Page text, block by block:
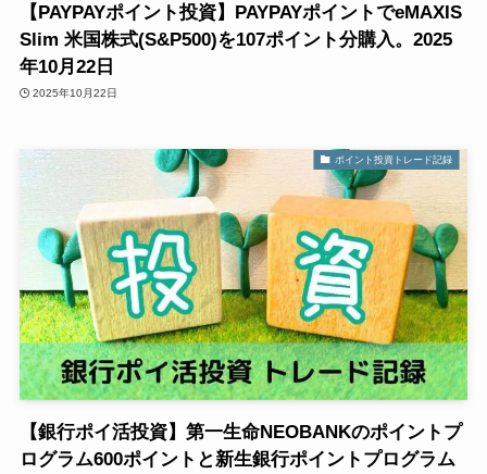
【PAYPAYポイント投資】PAYPAYポイントでeMAXIS
Slim 米国株式(S&P500)を107ポイント分購入。2025
年10月22日
2025年10月22日
ポイント投資トレード記録
【銀行ポイ活投資】第一生命NEOBANKのポイントプ
ログラム600ポイントと新生銀行ポイントプログラム